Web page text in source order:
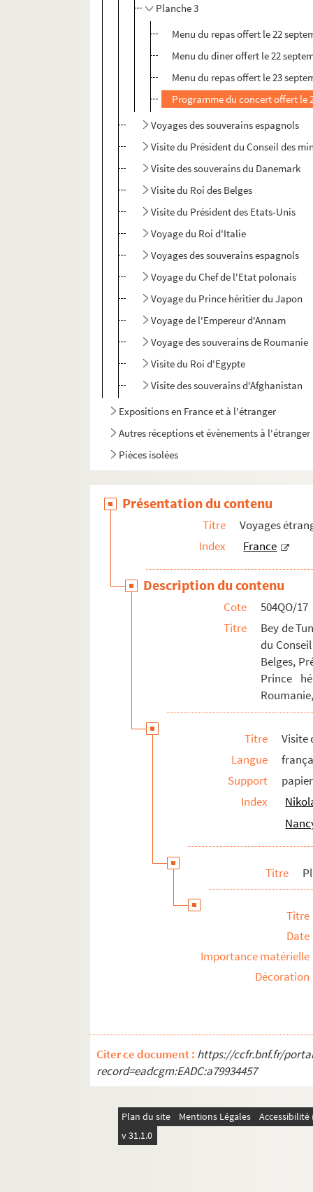
Planche 3
Menu du repas offert le 22
Menu du dîner offert le 22
Menu du repas offert le 23
Programme du concert offert le
Voyages des souverains espagnols
Visite du Président du Conseil des
Visite des souverains du Danemark
Visite du Roi des Belges
Visite du Président des Etats-Unis
Voyage du Roi d'Italie
Voyages des souverains espagnols
Voyage du Chef de l'Etat polonais
Voyage du Prince héritier du Japon
Voyage de l'Empereur d'Annam
Voyage des souverains de Roumanie
Visite du Roi d'Egypte
Visite des souverains d'Afghanistan
Expositions en France et à l'étranger
Autres réceptions et évènements à l'étranger
Pièces isolées
Présentation du contenu
Titre
Voyages
Index
France
Description du contenu
Cote
504QO/17
Titre
Bey de
du
Belges,
Prince
Titre
Visite
Langue
Support
papier
Index
Titre
Titre
Date
Importance matérielle
Décoration
Citer ce document : https://ccfr.bnf.fr/
record=eadcgm:EADC:a79934457
Plan du site Mentions Légales
v 31.1.0